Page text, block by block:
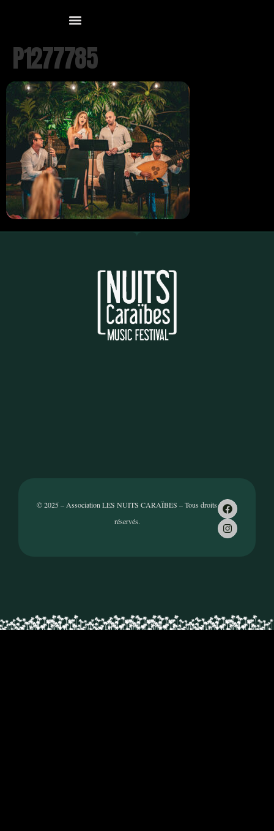
P1277785
© 2025 – Association LES NUITS CARAÏBES – Tous droits
réservés.